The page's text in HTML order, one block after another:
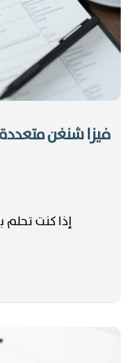
فيزا شنغن
إذا كنت